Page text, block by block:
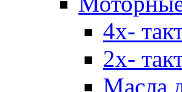
4х-
2х-
Масла